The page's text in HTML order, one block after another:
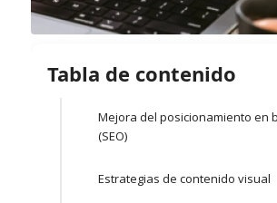
Tabla de contenido
Mejora del posicionamiento en
(SEO)
Estrategias de contenido visual